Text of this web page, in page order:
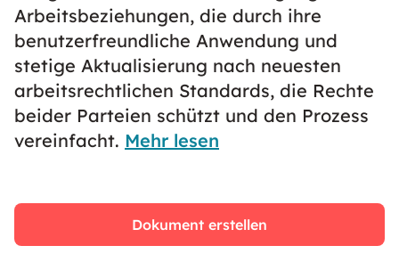
Arbeitsbeziehungen, die durch ihre
benutzerfreundliche Anwendung und
stetige Aktualisierung nach neuesten
arbeitsrechtlichen Standards, die Rechte
beider Parteien schützt und den Prozess
vereinfacht. Mehr lesen
Dokument erstellen